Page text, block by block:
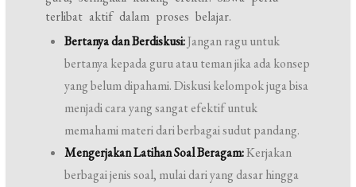
terlibat aktif dalam proses belajar.
Bertanya dan Berdiskusi:Jangan ragu untuk
bertanya kepada guru atau teman jika ada konsep
yang belum dipahami. Diskusi kelompok juga bisa
menjadi cara yang sangat efektif untuk
memahami materi dari berbagai sudut pandang.
Mengerjakan Latihan Soal Beragam:Kerjakan
berbagai jenis soal, mulai dari yang dasar hingga